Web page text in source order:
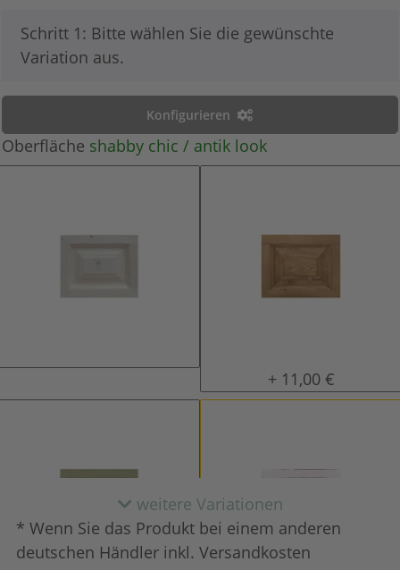
x
Schritt 1: Bitte wählen Sie die gewünschte
Variation aus.
Konfigurieren
Oberfläche shabby chic / antik look
gewachst
+ 11,00 €
weitere Variationen
* Wenn Sie das Produkt bei einem anderen
deutschen Händler inkl. Versandkosten